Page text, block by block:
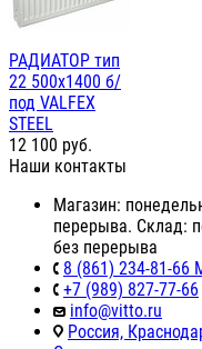
РАДИАТОР тип
22 500х1400 б/
под VALFEX
STEEL
12 100 руб.
Наши контакты
Магазин:
перерыва. Склад:
без перерыва
8 (861) 234-81-66
+7 (989) 827-77-66
info@vitto.ru
Россия,